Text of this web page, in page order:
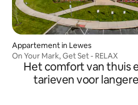
Appartement in Lewes
On Your Mark, Get Set - RELAX
Het comfort van thuis
tarieven voor